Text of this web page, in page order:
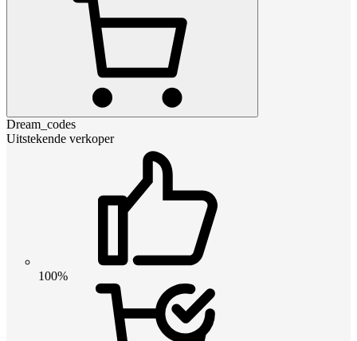
Dream_codes
Uitstekende verkoper
100%